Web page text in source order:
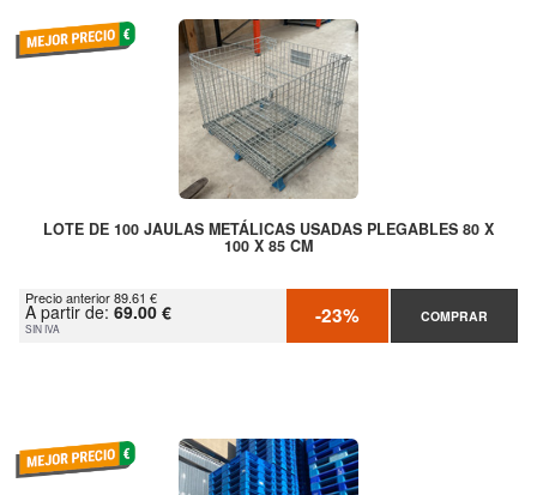
LOTE DE 100 JAULAS METÁLICAS USADAS PLEGABLES 80 X
100 X 85 CM
Precio anterior 89.61 €
A partir de: 69.00 €
SIN IVA -23% COMPRAR